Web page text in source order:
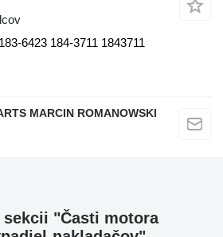
6423 184-3711 1843711
MARCIN ROMANOWSKI
sekcii "Časti motora